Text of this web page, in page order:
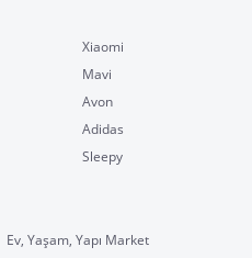
Xiaomi
Mavi
Avon
Adidas
Sleepy
Ev, Yaşam, Yapı Market